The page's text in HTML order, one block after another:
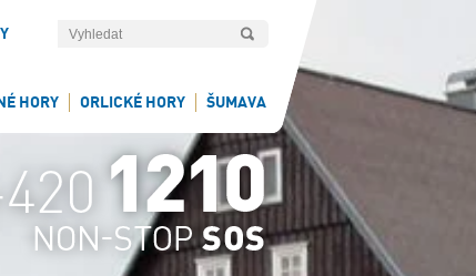
HORY ORLICKÉ HORY ŠUMAVA